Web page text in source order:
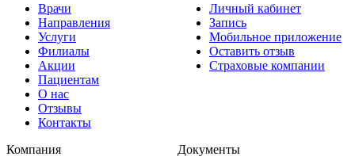
Врачи
Направления
Услуги
Филиалы
Акции
Пациентам
О нас
Отзывы
Контакты
Личный кабинет
Запись
Мобильное приложение
Оставить отзыв
Страховые компании
Компания
Документы